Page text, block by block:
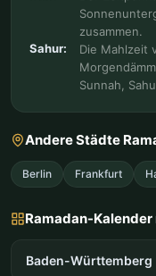
zusammen.
Sahur:
Die Mahlzeit
Sunnah,
Andere Städte
Berlin Frankfurt
Ramadan-
Baden-Württemberg